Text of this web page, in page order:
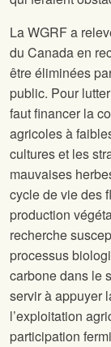
La WGRF a
du Canada en
être éliminées
public. Pour
faut financer la
agricoles à
cultures et les
mauvaises
cycle de vie des
production
recherche
processus
carbone dans le
servir à appuyer
l’exploitation
participation